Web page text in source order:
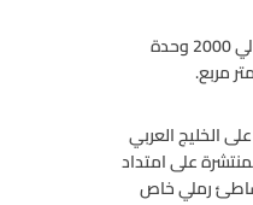
ويضم مشروع “سعديات غروف” التطويري متعدد الاستخدامات، الذي يتوقع افتتاحه في العام 2021، حوالي 2000 وحدة
الخليج العربي
على امتداد
سكنية، الوصول إلى شاطئ رملي خاص